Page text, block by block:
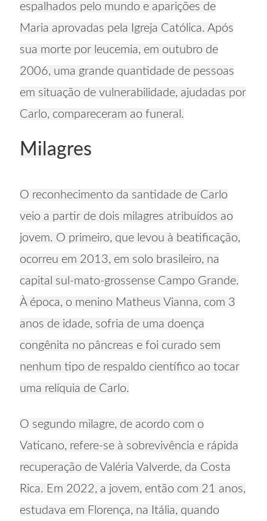
espalhados pelo mundo e aparições de
Maria aprovadas pela Igreja Católica. Após
sua morte por leucemia, em outubro de
2006, uma grande quantidade de pessoas
em situação de vulnerabilidade, ajudadas por
Carlo, compareceram ao funeral.
Milagres
O reconhecimento da santidade de Carlo
veio a partir de dois milagres atribuídos ao
jovem. O primeiro, que levou à beatificação,
ocorreu em 2013, em solo brasileiro, na
capital sul-mato-grossense Campo Grande.
À época, o menino Matheus Vianna, com 3
anos de idade, sofria de uma doença
congênita no pâncreas e foi curado sem
nenhum tipo de respaldo científico ao tocar
uma relíquia de Carlo.
O segundo milagre, de acordo com o
Vaticano, refere-se à sobrevivência e rápida
recuperação de Valéria Valverde, da Costa
Rica. Em 2022, a jovem, então com 21 anos,
estudava em Florença, na Itália, quando